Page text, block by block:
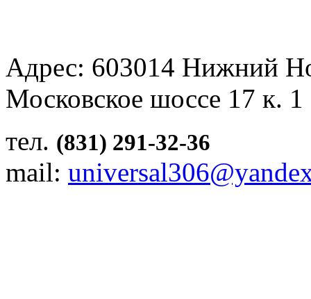
Адрес: 603014 Нижний
Московское шоссе 17 к.
тел. (831) 291-32-36
mail: